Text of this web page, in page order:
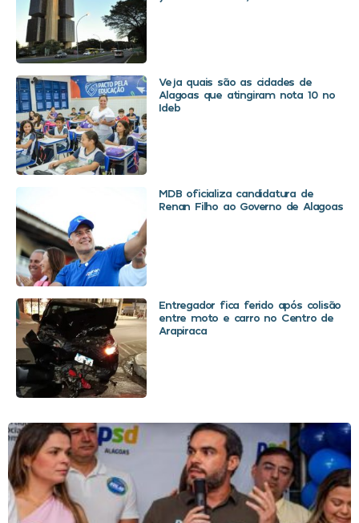
Veja quais são as cidades de
Alagoas que atingiram nota 10 no
Ideb
MDB oficializa candidatura de
Renan Filho ao Governo de Alagoas
Entregador fica ferido após colisão
entre moto e carro no Centro de
Arapiraca